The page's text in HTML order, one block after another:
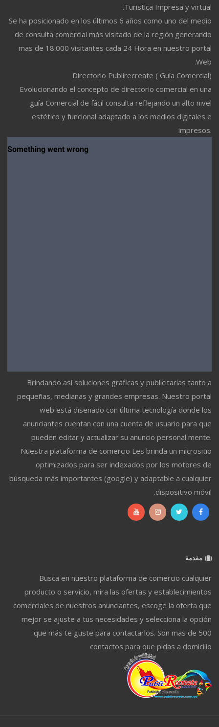
Turistica Impresa y virtual.
Se ha posicionado en los últimos 6 años como uno del medio
de consulta comercial más visitado de la región generando
mas de 18.000 visitantes cada 24 Hora en nuestro portal
Web.
Directorio Publirecreate ( Guía Comercial)
Evolucionando el concepto de directorio comercial en una
guía Comercial de fácil consulta reflejando un alto nivel
estético y funcional adaptado a los medios digitales e
impresos.
Brindando así soluciones gráficas y publicitarias tanto a
pequeñas, medianas y grandes empresas. Nuestro portal
web está diseñado con última tecnología donde los
anunciantes cuentan con una cuenta de usuario para que
pueden editar y actualizar su anuncio personal mente.
Nuestra plataforma de comercio Les brinda un micrositio
optimizados para ser indexados por los motores de
búsqueda más importantes (google) y adaptable a cualquier
dispositivo móvil.
مقدمة
Busca en nuestro plataforma de comercio cualquier
producto o servicio, mira las ofertas y establecimientos
comerciales de nuestros anunciantes, escoge la oferta que
mejor se ajuste a tus necesidades y selecciona la opción
que más te guste para contactarlos. Son mas de 500
contactos para que pidas a domicilio